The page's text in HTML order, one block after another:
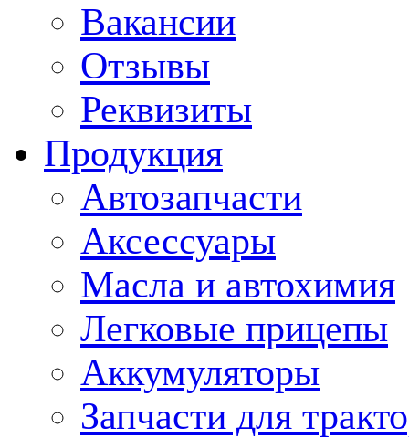
Вакансии
Отзывы
Реквизиты
Продукция
Автозапчасти
Аксессуары
Масла и автохимия
Легковые прицепы
Аккумуляторы
Запчасти для